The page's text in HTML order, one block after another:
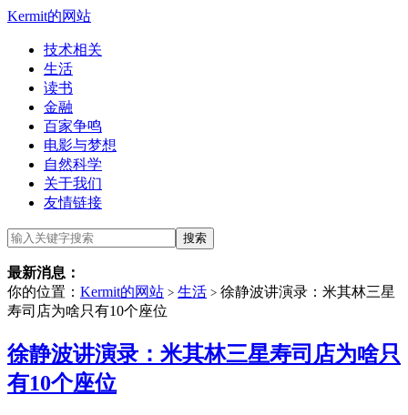
Kermit的网站
技术相关
生活
读书
金融
百家争鸣
电影与梦想
自然科学
关于我们
友情链接
最新消息：
你的位置： Kermit的网站 > 生活 > 徐静波讲演录：米其林三星
寿司店为啥只有10个座位
徐静波讲演录：米其林三星寿司店为啥只
有10个座位